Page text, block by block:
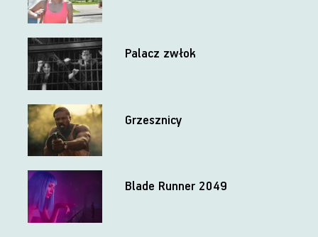
Palacz zwłok
Grzesznicy
Blade Runner 2049